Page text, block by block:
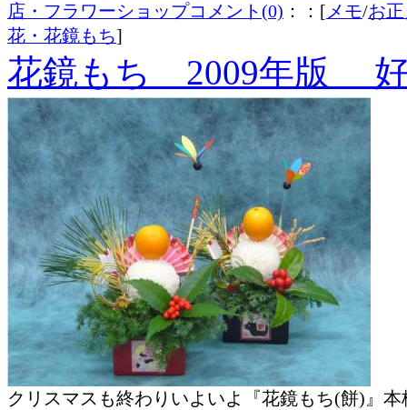
店・フラワーショップコメント(0) ：：[ メモ/お
花・花鏡もち]
花鏡もち 2009年版 好
クリスマスも終わりいよいよ『花鏡もち(餅)』本